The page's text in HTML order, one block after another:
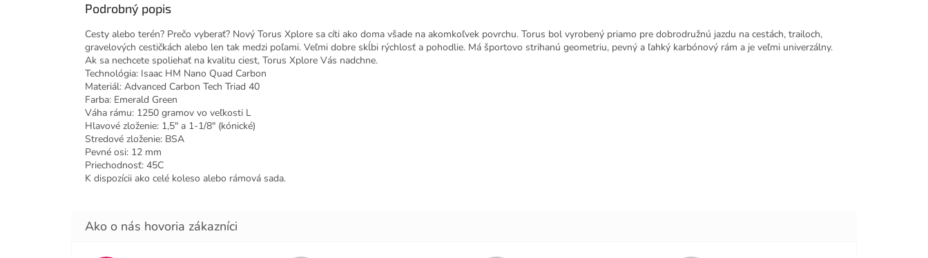
Podrobný popis
Cesty alebo terén? Prečo vyberať? Nový Torus Xplore sa cíti ako doma všade na akomkoľvek povrchu. Torus bol vyrobený priamo pre dobrodružnú jazdu na cestách, trailoch,
gravelových cestičkách alebo len tak medzi poľami. Veľmi dobre skĺbi rýchlosť a pohodlie. Má športovo strihanú geometriu, pevný a ľahký karbónový rám a je veľmi univerzálny.
Ak sa nechcete spoliehať na kvalitu ciest, Torus Xplore Vás nadchne.
Technológia: Isaac HM Nano Quad Carbon
Materiál: Advanced Carbon Tech Triad 40
Farba: Emerald Green
Váha rámu: 1250 gramov vo veľkosti L
Hlavové zloženie: 1,5" a 1-1/8" (kónické)
Stredové zloženie: BSA
Pevné osi: 12 mm
Priechodnosť: 45C
K dispozícii ako celé koleso alebo rámová sada.